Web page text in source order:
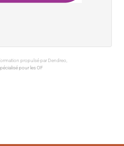
propulsé par Dendreo,
pour les OF